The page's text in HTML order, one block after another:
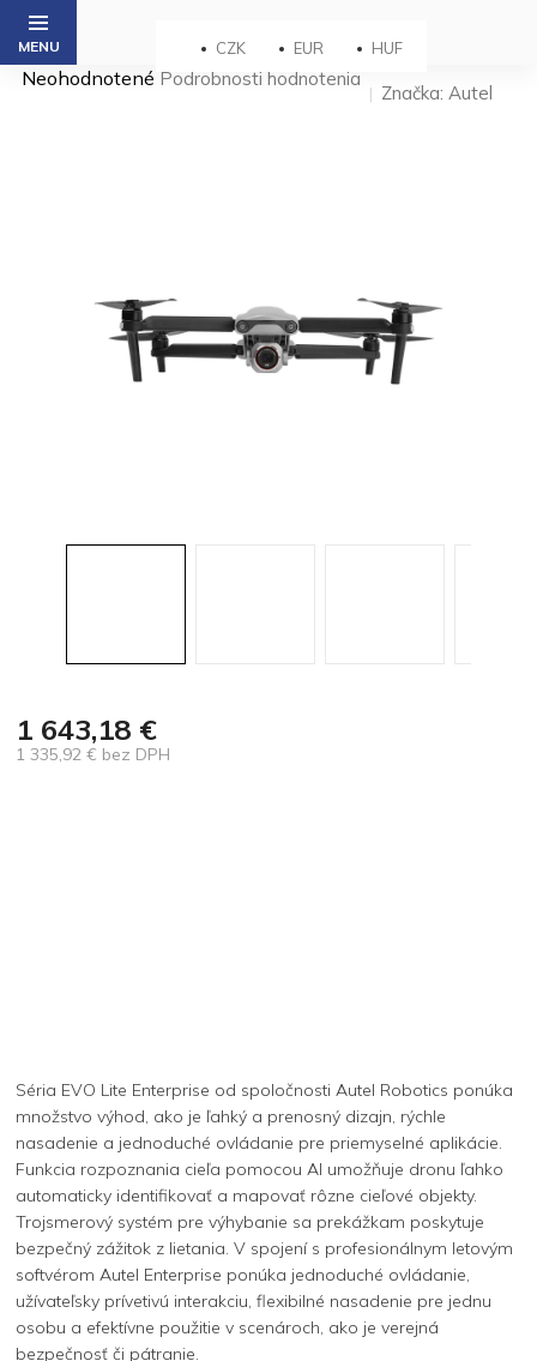
Prejsť
obsah
CZK EUR HUF
Priemerné
Neohodnotené Podrobnosti hodnotenia
Značka: Autel
1 643,18 €
1 335,92 € bez DPH
Séria EVO Lite Enterprise od spoločnosti Autel Robotics ponúka
množstvo výhod, ako je ľahký a prenosný dizajn, rýchle
nasadenie a jednoduché ovládanie pre priemyselné aplikácie.
Funkcia rozpoznania cieľa pomocou AI umožňuje dronu ľahko
automaticky identifikovať a mapovať rôzne cieľové objekty.
Trojsmerový systém pre výhybanie sa prekážkam poskytuje
bezpečný zážitok z lietania. V spojení s profesionálnym letovým
softvérom Autel Enterprise ponúka jednoduché ovládanie,
užívateľsky prívetivú interakciu, flexibilné nasadenie pre jednu
osobu a efektívne použitie v scenároch, ako je verejná
bezpečnosť či pátranie.